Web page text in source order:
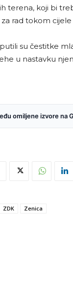
terena, koji bi
rad tokom
su čestitke
u nastavku
omiljene izvore na
ZDK Zenica